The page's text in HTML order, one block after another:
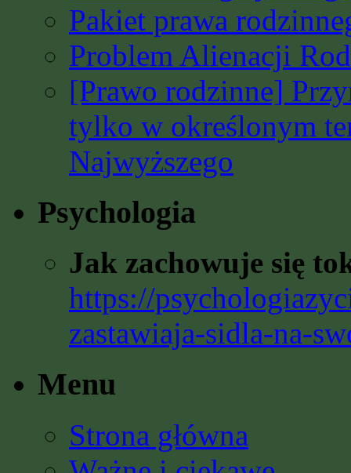
Pakiet prawa
Problem Alienacji
[Prawo rodzinne]
tylko w określonym
Najwyższego
Psychologia
Jak zachowuje się
https://
zastawiaja-sidla-na-
Menu
Strona główna